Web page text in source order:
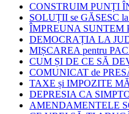
CONSTRUIM PUNȚI
SOLUȚII se GĂSESC
ÎMPREUNA SUNTEM
DEMOCRAȚIA LA
MIȘCAREA pentru
CUM ȘI DE CE SĂ
COMUNICAT de
TAXE și IMPOZITE
DEPRESIA CA
AMENDAMENTELE